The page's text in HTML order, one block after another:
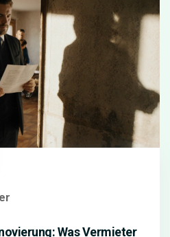
Was Vermieter